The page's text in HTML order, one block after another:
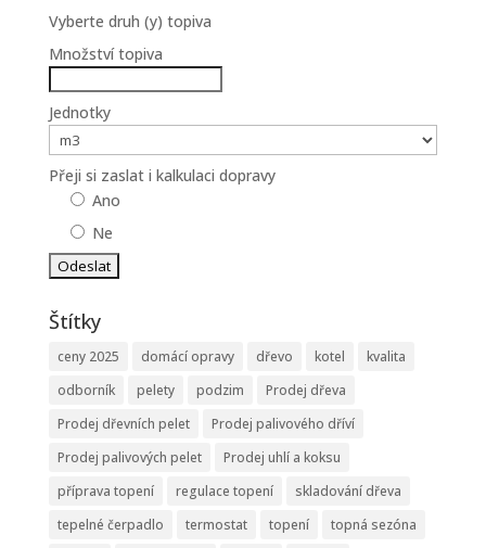
Vyberte druh (y) topiva
Množství topiva
Jednotky
Přeji si zaslat i kalkulaci dopravy
Ano
Ne
Štítky
ceny 2025 domácí opravy dřevo kotel
kvalita
odborník
pelety podzim
Prodej dřeva
Prodej dřevních pelet
Prodej palivového dříví
Prodej palivových pelet
Prodej uhlí a koksu
příprava topení
regulace topení
skladování dřeva
tepelné čerpadlo
termostat topení
topná sezóna